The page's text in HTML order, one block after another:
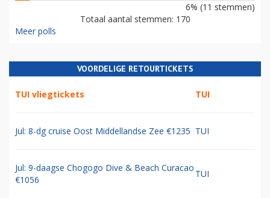
6% (11 stemmen)
Totaal aantal stemmen: 170
Meer polls
VOORDELIGE RETOURTICKETS
TUI vliegtickets TUI
Jul: 8-dg cruise Oost Middellandse Zee €1235 TUI
Jul: 9-daagse Chogogo Dive & Beach Curacao
€1056
TUI